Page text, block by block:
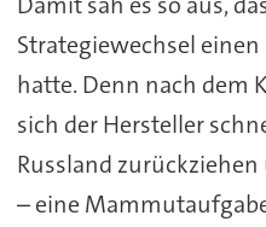
Strategiewechsel
hatte. Denn nach dem
sich der Hersteller
Russland
– eine